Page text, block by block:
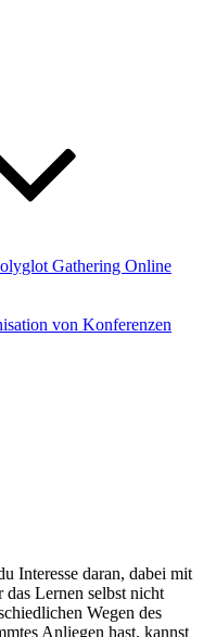
Gathering Online
von Konferenzen
Interesse daran, dabei mit
Lernen selbst nicht
Wegen des
Anliegen hast, kannst